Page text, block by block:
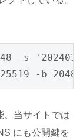
-s
-b
。当サイトでは
にも公開鍵を